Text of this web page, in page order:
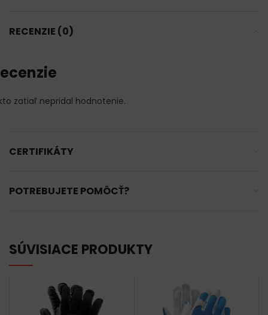
RECENZIE (0)
zatiaľ nepridal hodnotenie.
CERTIFIKÁTY
POTREBUJETE POMÔCŤ?
SÚVISIACE PRODUKTY